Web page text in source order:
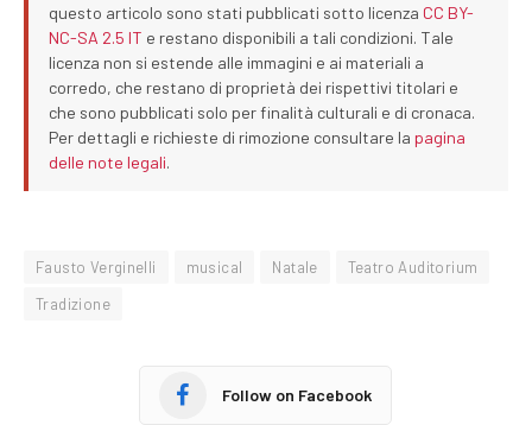
questo articolo sono stati pubblicati sotto licenza CC BY-
NC-SA 2.5 IT e restano disponibili a tali condizioni. Tale
licenza non si estende alle immagini e ai materiali a
corredo, che restano di proprietà dei rispettivi titolari e
che sono pubblicati solo per finalità culturali e di cronaca.
Per dettagli e richieste di rimozione consultare la pagina
delle note legali.
Fausto Verginelli musical Natale
Teatro Auditorium
Tradizione
Follow on Facebook